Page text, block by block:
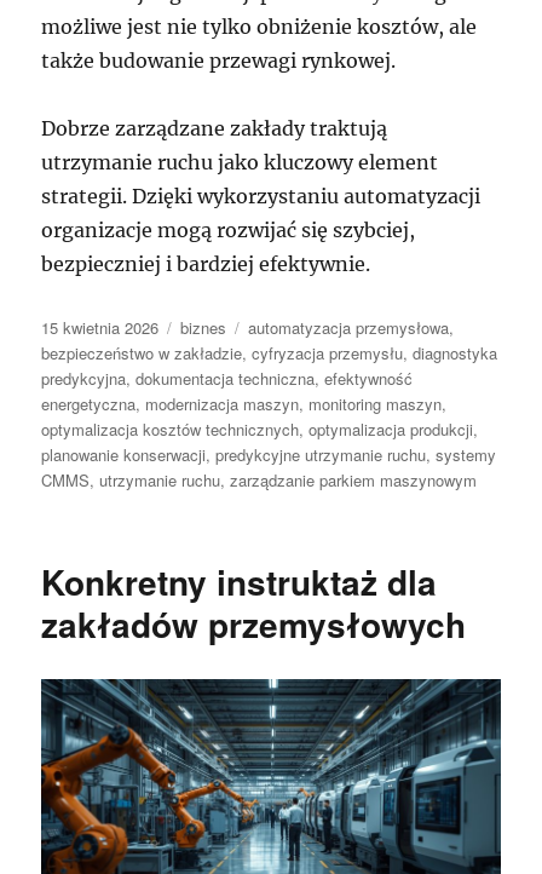
możliwe jest nie tylko obniżenie kosztów, ale
także budowanie przewagi rynkowej.
Dobrze zarządzane zakłady traktują
utrzymanie ruchu jako kluczowy element
strategii. Dzięki wykorzystaniu automatyzacji
organizacje mogą rozwijać się szybciej,
bezpieczniej i bardziej efektywnie.
Data
publikacji
15 kwietnia 2026 Kategorie
biznes Tagi
automatyzacja przemysłowa,
bezpieczeństwo w zakładzie,cyfryzacja przemysłu,diagnostyka
predykcyjna,dokumentacja techniczna,efektywność
energetyczna, modernizacja maszyn, monitoring maszyn,
optymalizacja kosztów technicznych,optymalizacja produkcji,
planowanie konserwacji,predykcyjne utrzymanie ruchu,systemy
CMMS, utrzymanie ruchu,zarządzanie parkiem maszynowym
Konkretny instruktaż dla
zakładów przemysłowych